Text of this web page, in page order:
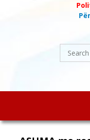
Search
for: